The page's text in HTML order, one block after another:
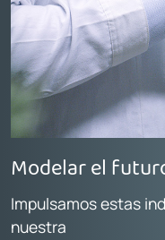
Modelar el
Impulsamos estas
nuestra